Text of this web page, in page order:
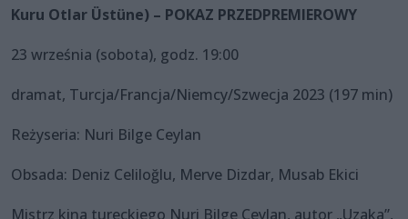
Kuru Otlar Üstüne) – POKAZ PRZEDPREMIEROWY
23 września (sobota), godz. 19:00
dramat, Turcja/Francja/Niemcy/Szwecja 2023 (197 min)
Reżyseria: Nuri Bilge Ceylan
Obsada: Deniz Celiloğlu, Merve Dizdar, Musab Ekici
Mistrz kina tureckiego Nuri Bilge Ceylan, autor „Uzaka”,